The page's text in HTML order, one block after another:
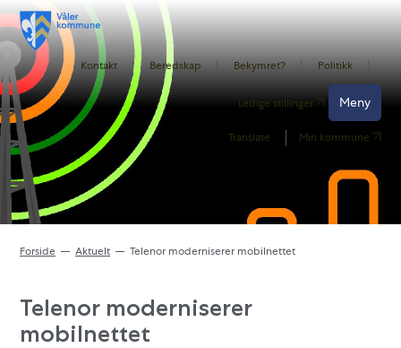
Kontakt Beredskap Bekymret? Politikk
Ledige stillinger Meny
Translate Min kommune
Forside Aktuelt Telenor moderniserer mobilnettet
Telenor moderniserer
mobilnettet